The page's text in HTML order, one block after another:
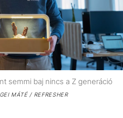
semmi baj nincs a Z generáció
MÁTÉ / REFRESHER